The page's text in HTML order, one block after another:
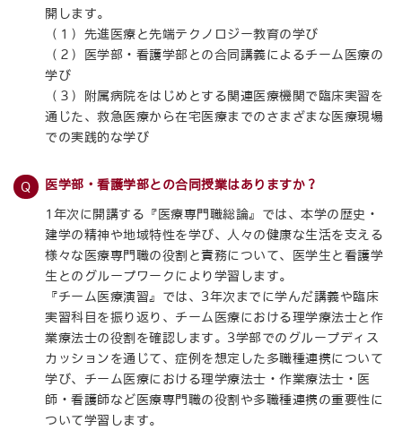
開します。
（１）先進医療と先端テクノロジー教育の学び
（２）医学部・看護学部との合同講義によるチーム医療の
学び
（３）附属病院をはじめとする関連医療機関で臨床実習を
通じた、救急医療から在宅医療までのさまざまな医療現場
での実践的な学び
医学部・看護学部との合同授業はありますか？
1年次に開講する『医療専門職総論』では、本学の歴史・
建学の精神や地域特性を学び、人々の健康な生活を支える
様々な医療専門職の役割と責務について、医学生と看護学
生とのグループワークにより学習します。
『チーム医療演習』では、3年次までに学んだ講義や臨床
実習科目を振り返り、チーム医療における理学療法士と作
業療法士の役割を確認します。3学部でのグループディス
カッションを通じて、症例を想定した多職種連携について
学び、チーム医療における理学療法士・作業療法士・医
師・看護師など医療専門職の役割や多職種連携の重要性に
ついて学習します。